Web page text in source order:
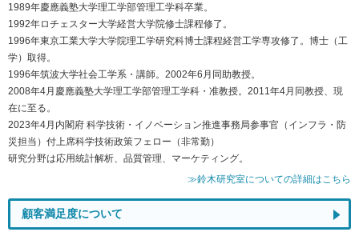
1989年慶應義塾大学理工学部管理工学科卒業。
1992年ロチェスター大学経営大学院修士課程修了。
1996年東京工業大学大学院理工学研究科博士課程経営工学専攻修了。博士（工
学）取得。
1996年筑波大学社会工学系・講師。2002年6月同助教授。
2008年4月慶應義塾大学理工学部管理工学科・准教授。2011年4月同教授、現
在に至る。
2023年4月内閣府 科学技術・イノベーション推進事務局参事官（インフラ・防
災担当）付上席科学技術政策フェロー（非常勤）
研究分野は応用統計解析、品質管理、マーケティング。
≫鈴木研究室についての詳細はこちら
顧客満足度について